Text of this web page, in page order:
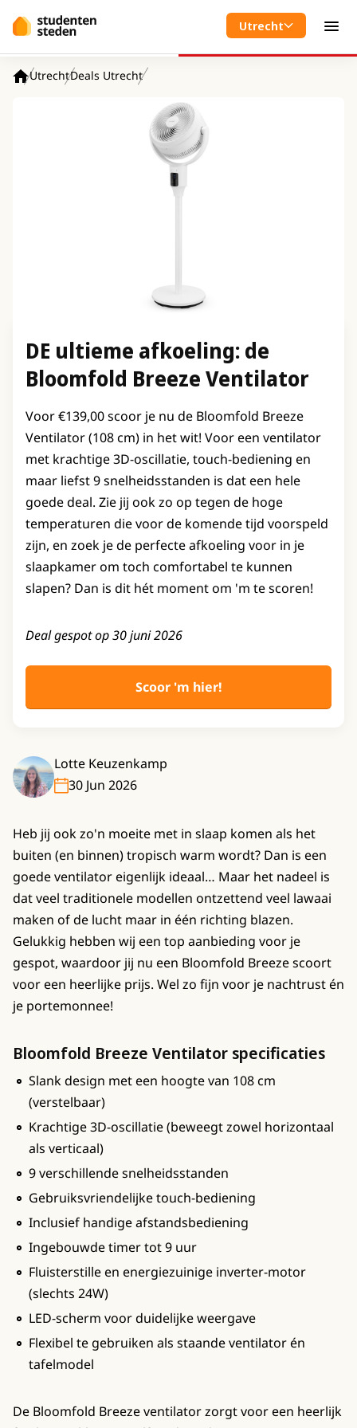
Utrecht
UtrechtDeals Utrecht
DE ultieme afkoeling: de
Bloomfold Breeze Ventilator
Voor €139,00 scoor je nu de Bloomfold Breeze
Ventilator (108 cm) in het wit! Voor een ventilator
met krachtige 3D-oscillatie, touch-bediening en
maar liefst 9 snelheidsstanden is dat een hele
goede deal. Zie jij ook zo op tegen de hoge
temperaturen die voor de komende tijd voorspeld
zijn, en zoek je de perfecte afkoeling voor in je
slaapkamer om toch comfortabel te kunnen
slapen? Dan is dit hét moment om 'm te scoren!
Deal gespot op 30 juni 2026
Scoor 'm hier!
Lotte Keuzenkamp
30 Jun 2026
Heb jij ook zo'n moeite met in slaap komen als het
buiten (en binnen) tropisch warm wordt? Dan is een
goede ventilator eigenlijk ideaal… Maar het nadeel is
dat veel traditionele modellen ontzettend veel lawaai
maken of de lucht maar in één richting blazen.
Gelukkig hebben wij een top aanbieding voor je
gespot, waardoor jij nu een Bloomfold Breeze scoort
voor een heerlijke prijs. Wel zo fijn voor je nachtrust én
je portemonnee!
Bloomfold Breeze Ventilator specificaties
Slank design met een hoogte van 108 cm
(verstelbaar)
Krachtige 3D-oscillatie (beweegt zowel horizontaal
als verticaal)
9 verschillende snelheidsstanden
Gebruiksvriendelijke touch-bediening
Inclusief handige afstandsbediening
Ingebouwde timer tot 9 uur
Fluisterstille en energiezuinige inverter-motor
(slechts 24W)
LED-scherm voor duidelijke weergave
Flexibel te gebruiken als staande ventilator én
tafelmodel
De Bloomfold Breeze ventilator zorgt voor een heerlijk